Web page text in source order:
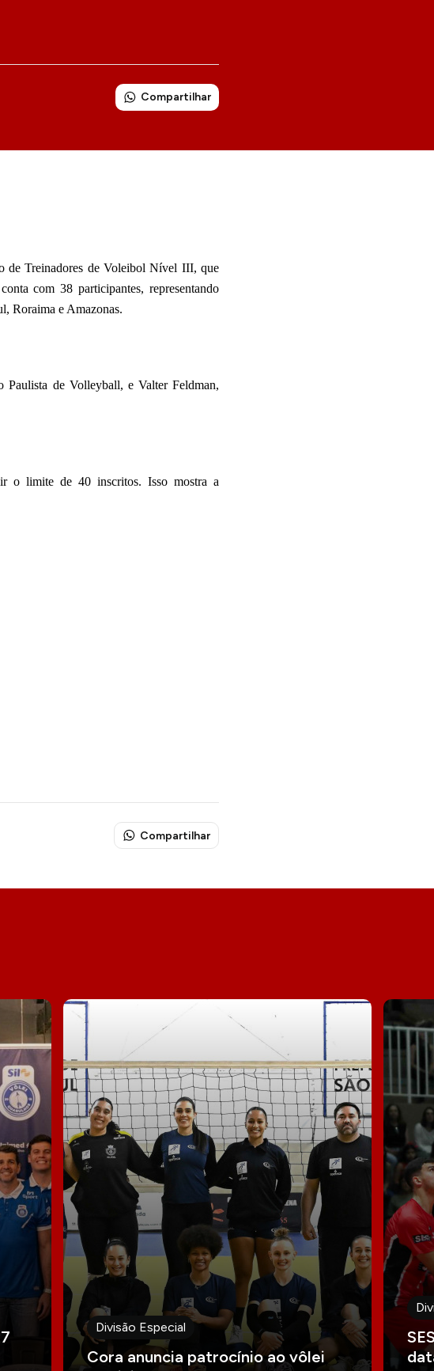
Compartilhar
de Treinadores de Voleibol Nível III, que
com 38 participantes, representando
Roraima e Amazonas.
Paulista de Volleyball, e Valter Feldman,
o limite de 40 inscritos. Isso mostra a
Compartilhar
Divisão Especial
Cora anuncia patrocínio ao vôlei